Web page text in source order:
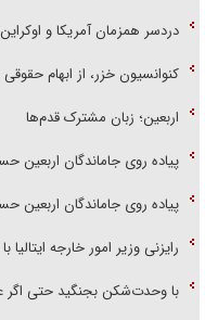
دردسر همزمان آمریکا و
کنوانسیون خزر، از ابهام حقوقی
اربعین؛ زبان مشترک قدم‌ها
پیاده روی جاماندگان اربعین
پیاده روی جاماندگان اربعین
رایزنی وزیر امور خارجه ایتالیا
با وحدت‌شکن بجنگید حتی اگر